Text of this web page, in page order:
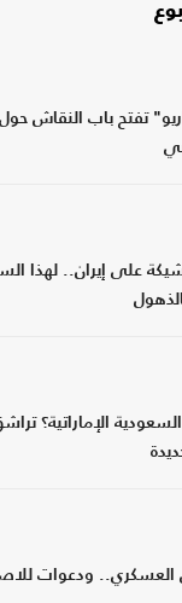
تفتح باب النقاش
على إيران.. لهذا
الإماراتية؟
العسكري.. ودعوات